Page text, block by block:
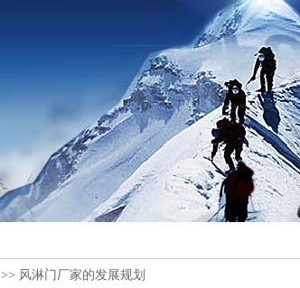
>> 风淋门厂家的发展规划